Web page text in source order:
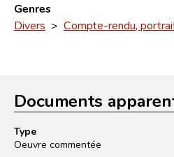
Genres
Divers > Compte-rendu,
Documents
Type
Oeuvre commentée